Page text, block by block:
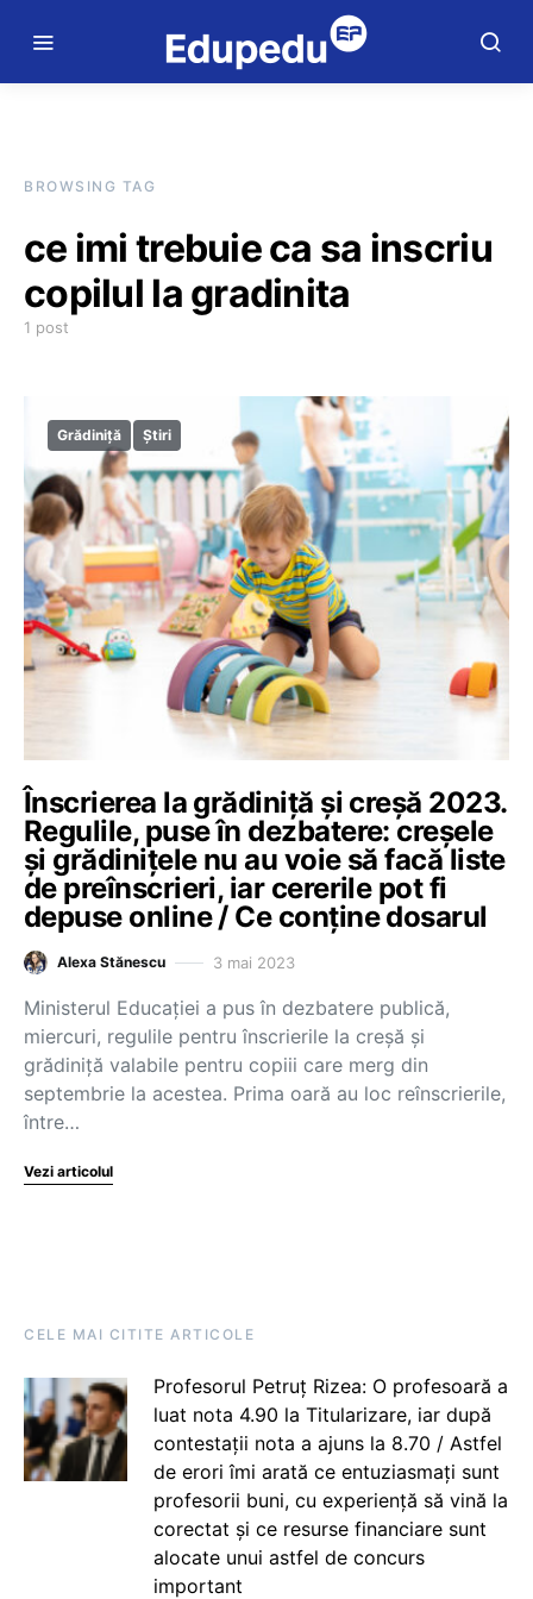
BROWSING TAG
ce imi trebuie ca sa inscriu
copilul la gradinita
1 post
Grădiniță Știri
Înscrierea la grădiniță și creșă 2023.
Regulile, puse în dezbatere: creșele
și grădinițele nu au voie să facă liste
de preînscrieri, iar cererile pot fi
depuse online / Ce conține dosarul
Alexa Stănescu 3 mai 2023
Ministerul Educației a pus în dezbatere publică,
miercuri, regulile pentru înscrierile la creșă și
grădiniță valabile pentru copiii care merg din
septembrie la acestea. Prima oară au loc reînscrierile,
între…
Vezi articolul
CELE MAI CITITE ARTICOLE
Profesorul Petruț Rizea: O profesoară a
luat nota 4.90 la Titularizare, iar după
contestații nota a ajuns la 8.70 / Astfel
de erori îmi arată ce entuziasmați sunt
profesorii buni, cu experiență să vină la
corectat și ce resurse financiare sunt
alocate unui astfel de concurs
important